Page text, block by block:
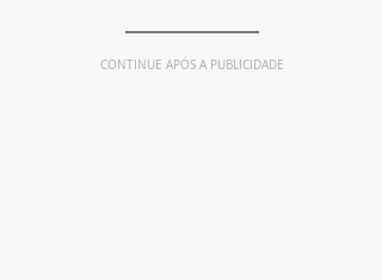
CONTINUE APÓS A PUBLICIDADE